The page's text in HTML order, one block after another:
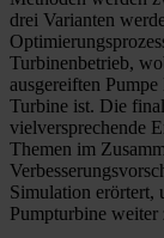
drei Varianten
Turbinenbetrieb,
ausgereiften
Turbine ist. Die
vielversprechende
Themen im
Simulation erörtert,
Pumpturbine weiter